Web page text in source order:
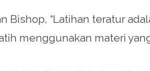
Bishop, “Latihan teratur
menggunakan materi